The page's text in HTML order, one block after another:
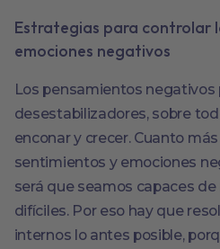
Estrategias para controlar
emociones negativos
Los pensamientos negativos
desestabilizadores, sobre
enconar y crecer. Cuanto
sentimientos y emociones
será que seamos capaces
difíciles. Por eso hay que
internos lo antes posible,